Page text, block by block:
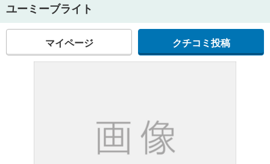
ユーミーブライト
マイページ クチコミ投稿